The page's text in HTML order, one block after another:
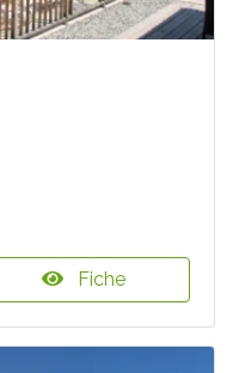
Fiche